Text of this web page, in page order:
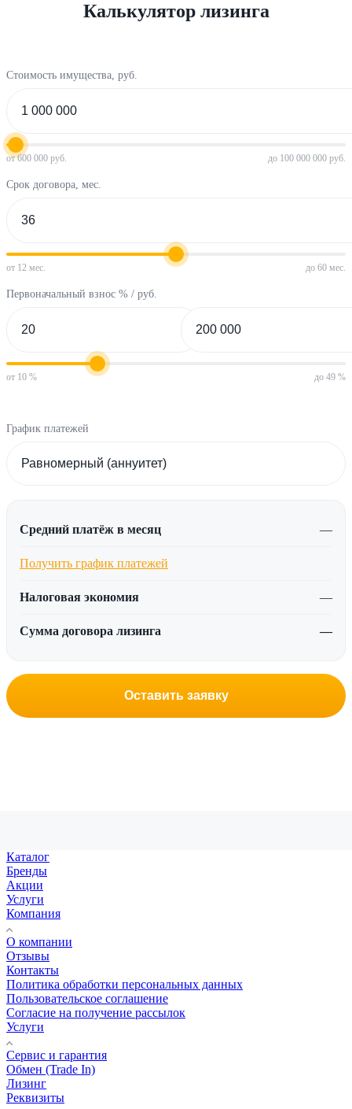
Калькулятор лизинга
Стоимость имущества, руб.
от 600 000 руб. до 100 000 000 руб.
Срок договора, мес.
от 12 мес. до 60 мес.
Первоначальный взнос % / руб.
от 10 % до 49 %
График платежей
Средний платёж в месяц —
Получить график платежей
Налоговая экономия —
Сумма договора лизинга —
Оставить заявку
Каталог
Бренды
Акции
Услуги
Компания
О компании
Отзывы
Контакты
Политика обработки персональных данных
Пользовательское соглашение
Согласие на получение рассылок
Услуги
Сервис и гарантия
Обмен (Trade In)
Лизинг
Реквизиты